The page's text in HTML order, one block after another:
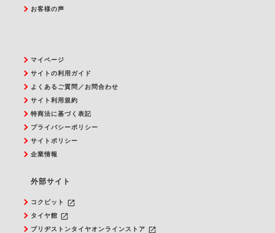
お客様の声
マイページ
サイトの利用ガイド
よくあるご質問／お問合わせ
サイト利用規約
特商法に基づく表記
プライバシーポリシー
サイトポリシー
企業情報
外部サイト
コクピット launch
タイヤ館 launch
ブリヂストンタイヤオンラインストア launch